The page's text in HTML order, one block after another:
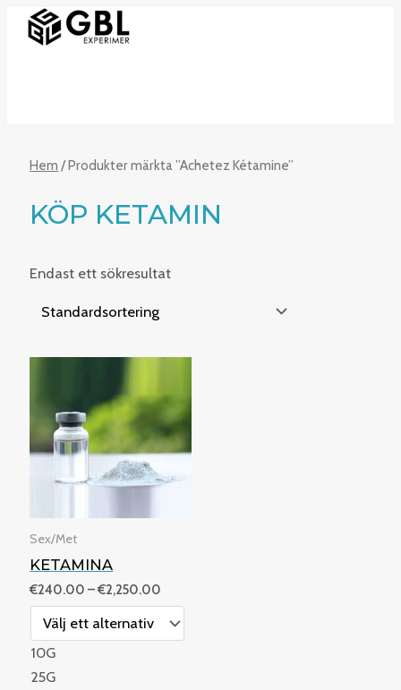
Hoppa HUVUDMENY
Hem / Produkter märkta ”Achetez Kétamine”
KÖP KETAMIN
Endast ett sökresultat
Sex/Met
KETAMINA
€240.00 –€2,250.00
till
€2,250.00
10G
25G